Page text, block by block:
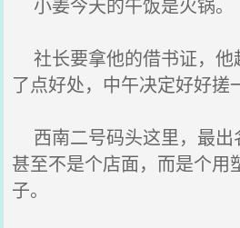
社长要拿他的借书证，他
了点好处，中午决定好好搓
西南二号码头这里，最出
甚至不是个店面，而是个用
子。